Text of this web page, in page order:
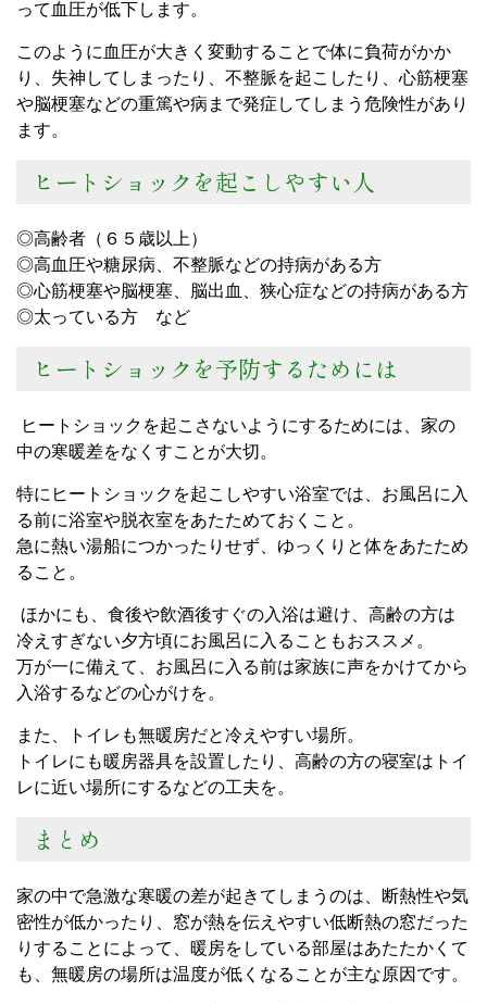
って血圧が低下します。
このように血圧が大きく変動することで体に負荷がかか
り、失神してしまったり、不整脈を起こしたり、心筋梗塞
や脳梗塞などの重篤や病まで発症してしまう危険性があり
ます。
ヒートショックを起こしやすい人
◎高齢者（６５歳以上）
◎高血圧や糖尿病、不整脈などの持病がある方
◎心筋梗塞や脳梗塞、脳出血、狭心症などの持病がある方
◎太っている方 など
ヒートショックを予防するためには
ヒートショックを起こさないようにするためには、家の
中の寒暖差をなくすことが大切。
特にヒートショックを起こしやすい浴室では、お風呂に入
る前に浴室や脱衣室をあたためておくこと。
急に熱い湯船につかったりせず、ゆっくりと体をあたため
ること。
ほかにも、食後や飲酒後すぐの入浴は避け、高齢の方は
冷えすぎない夕方頃にお風呂に入ることもおススメ。
万が一に備えて、お風呂に入る前は家族に声をかけてから
入浴するなどの心がけを。
また、トイレも無暖房だと冷えやすい場所。
トイレにも暖房器具を設置したり、高齢の方の寝室はトイ
レに近い場所にするなどの工夫を。
まとめ
家の中で急激な寒暖の差が起きてしまうのは、断熱性や気
密性が低かったり、窓が熱を伝えやすい低断熱の窓だった
りすることによって、暖房をしている部屋はあたたかくて
も、無暖房の場所は温度が低くなることが主な原因です。